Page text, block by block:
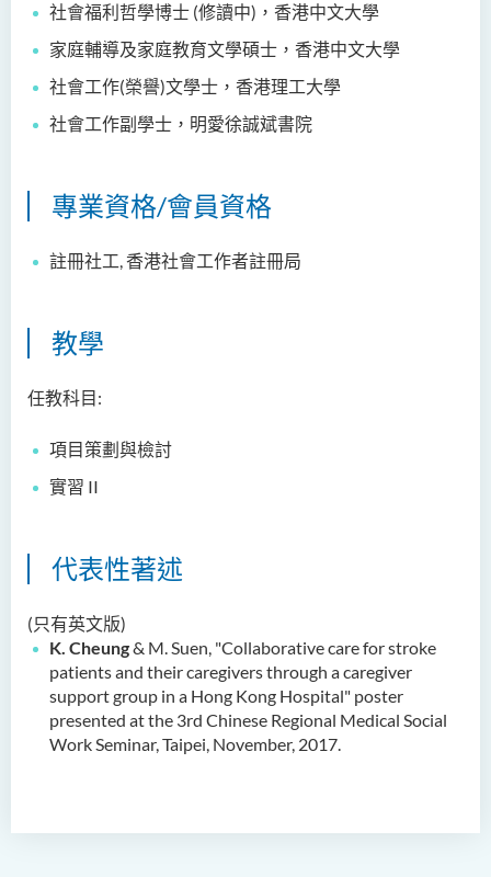
社會福利哲學博士 (修讀中)，香港中文大學
家庭輔導及家庭教育文學碩士，香港中文大學
社會工作(榮譽)文學士，香港理工大學
社會工作副學士，明愛徐誠斌書院
專業資格/會員資格
註冊社工,香港社會工作者註冊局
教學
任教科目:
項目策劃與檢討
實習 II
代表性著述
(只有英文版)
K. Cheung& M. Suen, "Collaborative care for stroke
patients and their caregivers through a caregiver
support group in a Hong Kong Hospital" poster
presented at the 3rd Chinese Regional Medical Social
Work Seminar, Taipei, November, 2017.
廖國康先生
鄺靈思
譚可娸
邱達民教授
陳合玲女士
陳炳坤博士
獎學金
學生活動